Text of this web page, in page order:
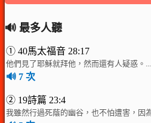
🔊 最多人聽
① 40馬太福音 28:17
他們見了耶穌就拜他，然而還有人疑惑。...
🔊 7 次
② 19詩篇 23:4
我雖然行過死蔭的幽谷，也不怕遭害，因